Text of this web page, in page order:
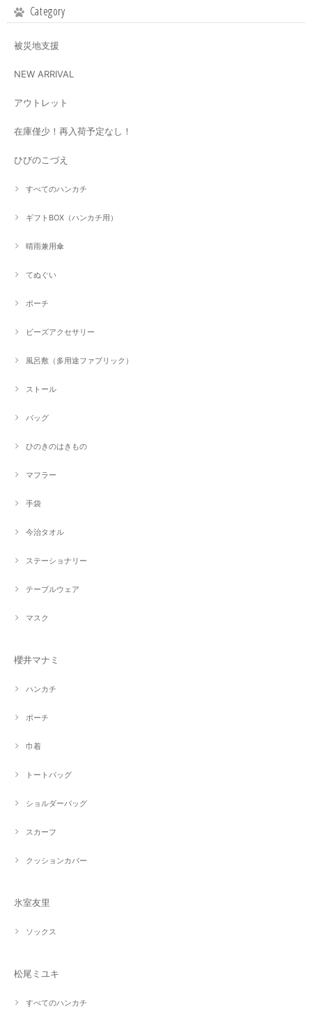
Category
被災地支援
NEW ARRIVAL
アウトレット
在庫僅少！再入荷予定なし！
ひびのこづえ
すべてのハンカチ
ギフトBOX（ハンカチ用）
晴雨兼用傘
てぬぐい
ポーチ
ビーズアクセサリー
風呂敷（多用途ファブリック）
ストール
バッグ
ひのきのはきもの
マフラー
手袋
今治タオル
ステーショナリー
テーブルウェア
マスク
櫻井マナミ
ハンカチ
ポーチ
巾着
トートバッグ
ショルダーバッグ
スカーフ
クッションカバー
氷室友里
ソックス
松尾ミユキ
すべてのハンカチ